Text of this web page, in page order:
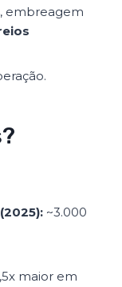
embreagem
~3.000
maior em